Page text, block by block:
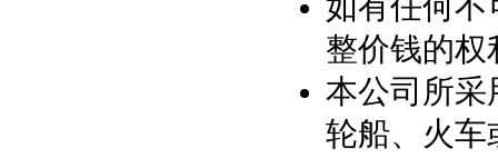
如有任何不
整价钱的权
本公司所采
轮船、火车